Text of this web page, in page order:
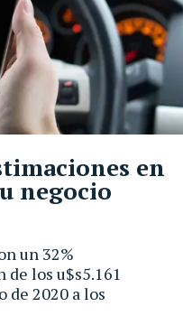
un 32%
de los u$s5.161
2020 a los
en
negocio